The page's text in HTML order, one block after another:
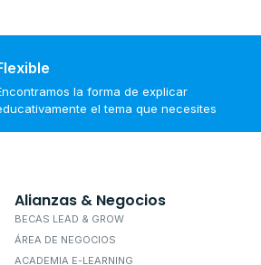
la forma de explicar
el tema que necesites
Alianzas & Negocios
BECAS LEAD & GROW
ÁREA DE NEGOCIOS
ACADEMIA E-LEARNING